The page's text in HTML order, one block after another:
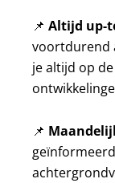
📌 Altijd up-
voortdurend
je altijd op
📌